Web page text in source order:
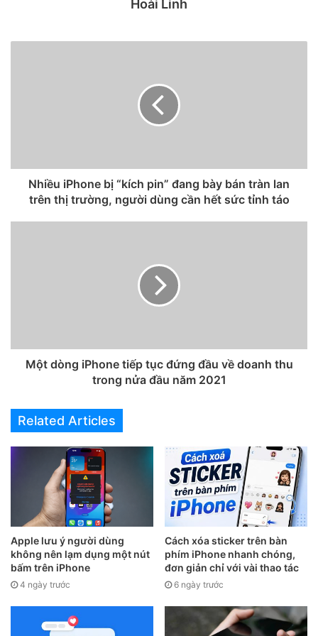
1. Sử dụng ứng dụng Move to iOS
Tại màn hình thiết lập iPhone mới, bạn hãy chọn Move Data
from Android (di chuyển dữ liệu từ Android) – Continue
Trên Android, bạn hãy cài đặt ứng dụng Move to iOS tại
đây. Khi hoàn tất, người dùng chỉ cần mở ứng dụng và làm
theo các bước hướng dẫn, sau đó nhập vào 6 con số hiển
thị trên iPhone để kết nối hai thiết bị.
Hoài Linh
Nhiều iPhone bị “kích pin” đang bày bán tràn lan
trên thị trường, người dùng cần hết sức tỉnh táo
Một dòng iPhone tiếp tục đứng đầu về doanh thu
trong nửa đầu năm 2021
Related Articles
Apple lưu ý người dùng
không nên lạm dụng một nút
bấm trên iPhone
4 ngày trước
Cách xóa sticker trên bàn
phím iPhone nhanh chóng,
đơn giản chỉ với vài thao tác
6 ngày trước